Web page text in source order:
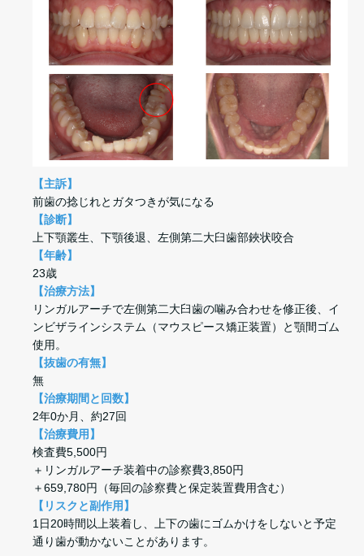
【主訴】
前歯の捻じれとガタつきが気になる
【診断】
上下顎叢生、下顎後退、左側第二大臼歯部鋏状咬合
【年齢】
23歳
【治療方法】
リンガルアーチで左側第二大臼歯の噛み合わせを修正後、イ
ンビザラインシステム（マウスピース矯正装置）と顎間ゴム
使用。
【抜歯の有無】
無
【治療期間と回数】
2年0か月、約27回
【治療費用】
検査費5,500円
＋リンガルアーチ装着中の診察費3,850円
＋659,780円（毎回の診察費と保定装置費用含む）
【リスクと副作用】
1日20時間以上装着し、上下の歯にゴムかけをしないと予定
通り歯が動かないことがあります。